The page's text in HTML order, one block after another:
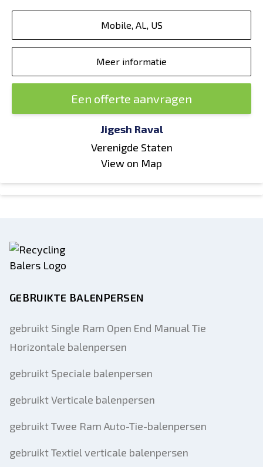
Mobile, AL, US
Meer informatie
Een offerte aanvragen
Jigesh Raval
Verenigde Staten
View on Map
GEBRUIKTE BALENPERSEN
gebruikt Single Ram Open End Manual Tie
Horizontale balenpersen
gebruikt Speciale balenpersen
gebruikt Verticale balenpersen
gebruikt Twee Ram Auto-Tie-balenpersen
gebruikt Textiel verticale balenpersen